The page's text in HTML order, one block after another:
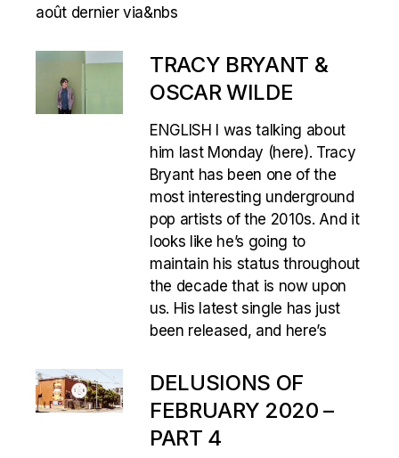
août dernier via&nbs
TRACY BRYANT &
OSCAR WILDE
ENGLISH I was talking about
him last Monday (here). Tracy
Bryant has been one of the
most interesting underground
pop artists of the 2010s. And it
looks like he’s going to
maintain his status throughout
the decade that is now upon
us. His latest single has just
been released, and here’s
DELUSIONS OF
FEBRUARY 2020 –
PART 4